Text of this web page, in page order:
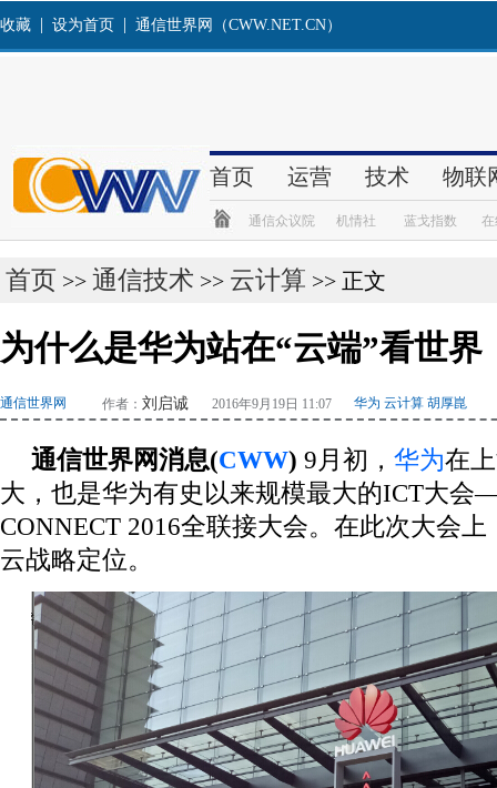
首页 >> 通信技术 >> 云计算 >> 正文
为什么是华为站在“云端”看世界
通信世界网 作者： 刘启诚 2016年9月19日 11:07 华为 云计算 胡厚崑
通信世界网消息(CWW) 9月初， 华为在
大，也是华为有史以来规模最大的ICT大
CONNECT 2016全联接大会。在此次大会
云战略定位。